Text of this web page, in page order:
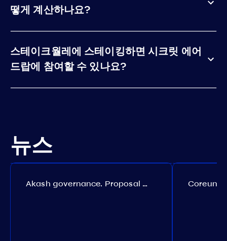
떻게 계산하나요?
스테이크월레에 스테이킹하면 시크릿 에어
드랍에 참여할 수 있나요?
뉴스
Akash governance. Proposal №308